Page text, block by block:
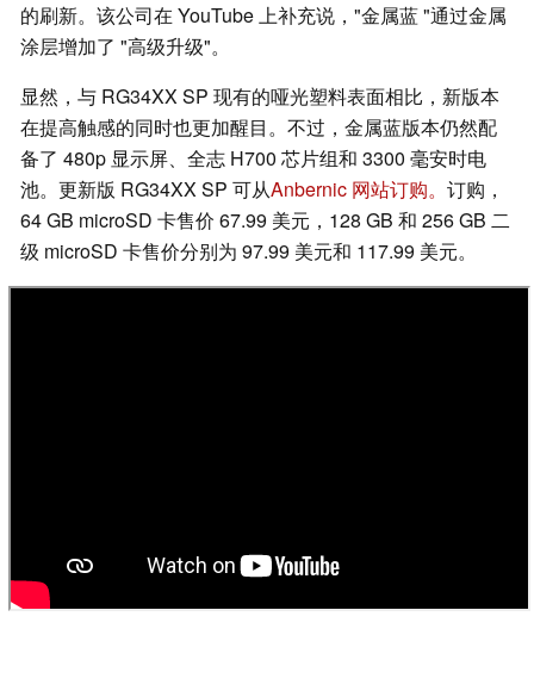
的刷新。该公司在 YouTube 上补充说，"金属蓝 "通过金属
涂层增加了 "高级升级"。
显然，与 RG34XX SP 现有的哑光塑料表面相比，新版本
在提高触感的同时也更加醒目。不过，金属蓝版本仍然配
备了 480p 显示屏、全志 H700 芯片组和 3300 毫安时电
池。更新版 RG34XX SP 可从Anbernic 网站订购。 订购，
64 GB microSD 卡售价 67.99 美元，128 GB 和 256 GB 二
级 microSD 卡售价分别为 97.99 美元和 117.99 美元。